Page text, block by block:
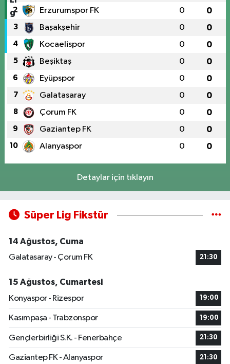
2 Erzurumspor FK 0 0
3 Başakşehir 0 0
4 Kocaelispor 0 0
5 Beşiktaş 0 0
6 Eyüpspor 0 0
7 Galatasaray 0 0
8 Çorum FK 0 0
9 Gaziantep FK 0 0
10 Alanyaspor 0 0
Detaylar için tıklayın
Süper Lig Fikstür
14 Ağustos, Cuma
Galatasaray - Çorum FK
21:30
15 Ağustos, Cumartesi
Konyaspor - Rizespor
19:00
Kasımpaşa - Trabzonspor 19:00
Gençlerbirliği S.K. - Fenerbahçe 21:30
Gaziantep FK - Alanyaspor 21:30